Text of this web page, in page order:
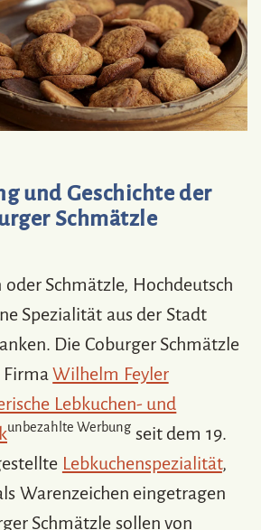
und Geschichte der
Schmätzle
oder Schmätzle, Hochdeutsch
Spezialität aus der Stadt
Die Coburger Schmätzle
FirmaWilhelm Feyler
Lebkuchen- und
unbezahlte Werbung seit dem 19.
Lebkuchenspezialität,
Warenzeichen eingetragen
Schmätzle sollen von